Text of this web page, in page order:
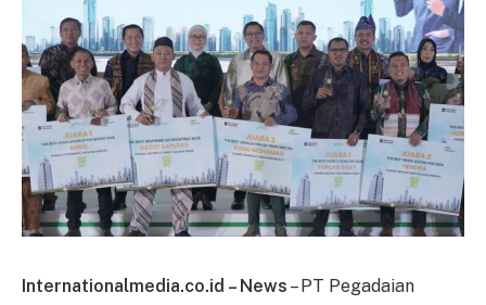
Internationalmedia.co.id – News – PT Pegadaian